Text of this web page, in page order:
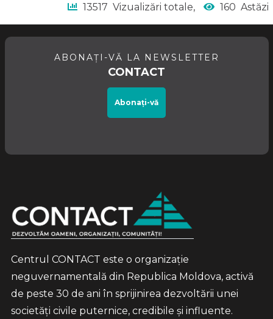
13517 Vizualizări totale, 160 Astăzi
ABONAȚI-VĂ LA NEWSLETTER
CONTACT
Abonați-vă
Centrul CONTACT este o organizație
neguvernamentală din Republica Moldova, activă
de peste 30 de ani în sprijinirea dezvoltării unei
societăți civile puternice, credibile și influente.